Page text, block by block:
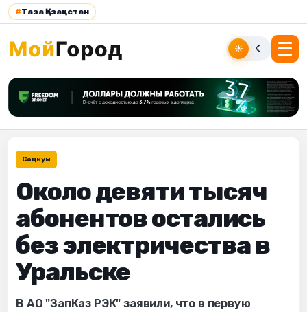
#Таза Қазақстан
☀ ☾
Социум
Около девяти тысяч
абонентов остались
без электричества в
Уральске
В АО "ЗапКаз РЭК" заявили, что в первую